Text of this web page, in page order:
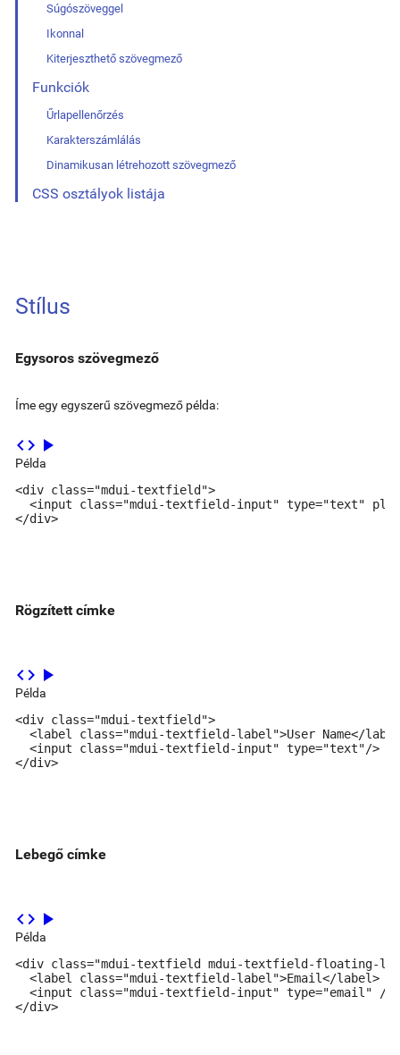
Súgószöveggel
Ikonnal
Kiterjeszthető szövegmező
Funkciók
Űrlapellenőrzés
Karakterszámlálás
Dinamikusan létrehozott szövegmező
CSS osztályok listája
Stílus
Egysoros szövegmező
Íme egy egyszerű szövegmező példa:
code play_arrow
Példa
<div class="mdui-textfield">
<input class="mdui-textfield-input" type="text"
</div>
Rögzített címke
code play_arrow
Példa
<div class="mdui-textfield">
<label class="mdui-textfield-label">User Name</
  <input class="mdui-textfield-input" type="text"/>
</div>
Lebegő címke
code play_arrow
Példa
<div class="mdui-textfield mdui-textfield-floating-
  <label class="mdui-textfield-label">Email</label>
  <input class="mdui-textfield-input" type="email" />
</div>